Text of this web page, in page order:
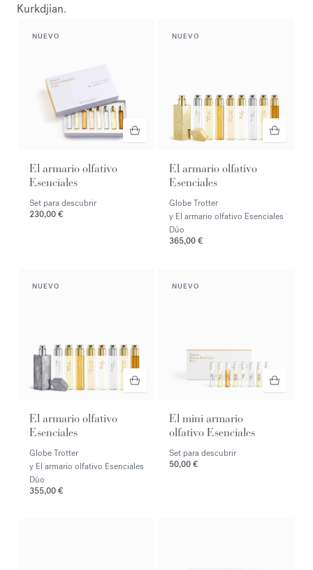
Kurkdjian.
NUEVO
El armario olfativo
Esenciales
Set para descubrir
230,00 €
NUEVO
El armario olfativo
Esenciales
Globe Trotter
y El armario olfativo Esenciales
Dúo
365,00 €
NUEVO
El armario olfativo
Esenciales
Globe Trotter
y El armario olfativo Esenciales
Dúo
355,00 €
NUEVO
El mini armario
olfativo Esenciales
Set para descubrir
50,00 €